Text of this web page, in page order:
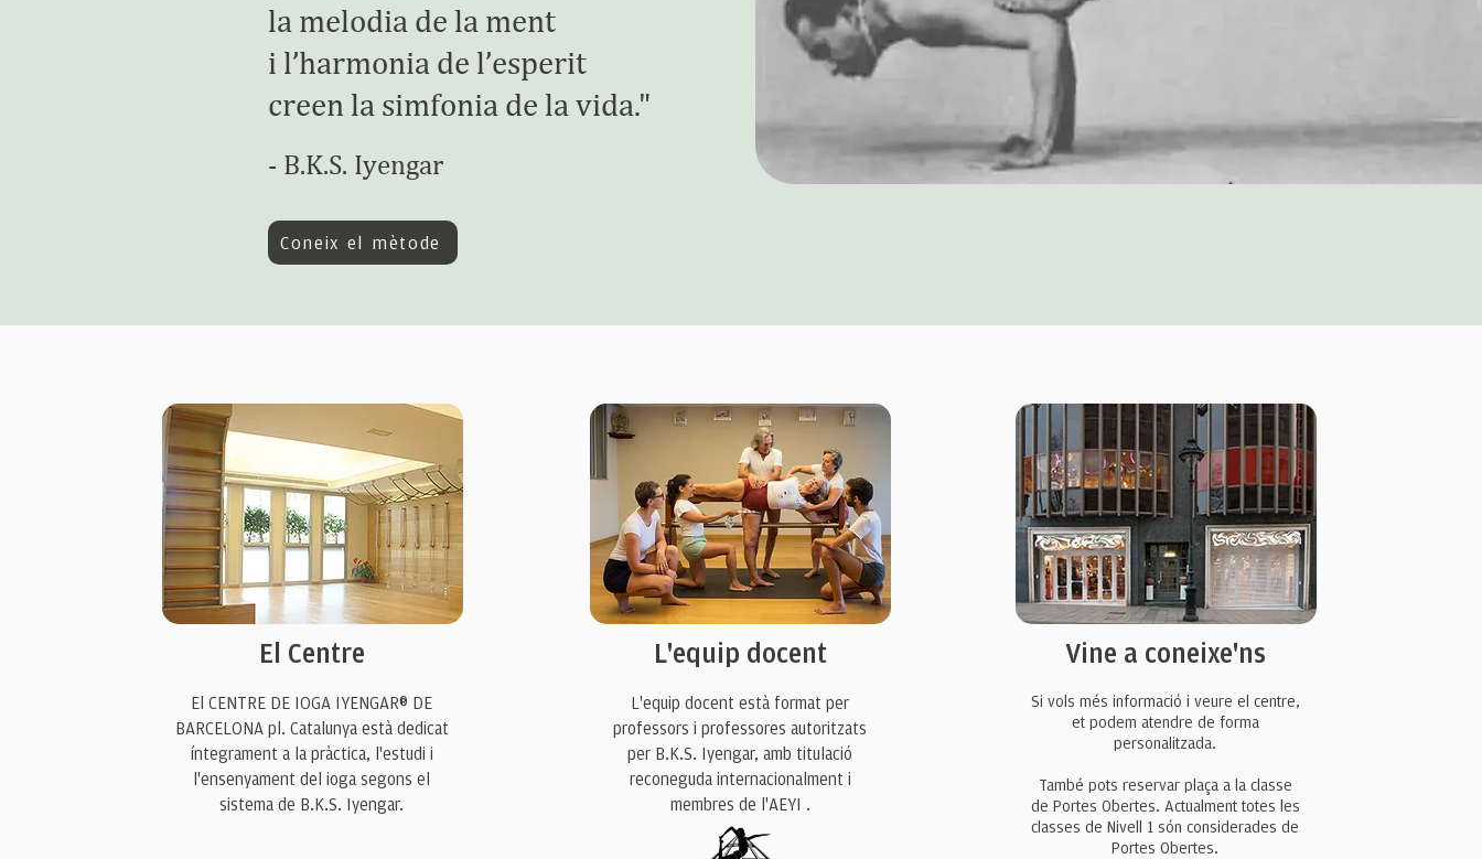
la melodia de la ment
i l’harmonia de l’esperit
creen la simfonia de la vida."
- B.K.S. Iyengar
Coneix el mètode
El Centre
El CENTRE DE IOGA IYENGAR® DE
BARCELONA pl. Catalunya està dedicat
íntegrament a la pràctica, l'estudi i
l'ensenyament del ioga segons el
sistema de B.K.S. Iyengar.
L'equip docent
L'equip docent està format per
professors i professores autoritzats
per B.K.S. Iyengar, amb titulació
reconeguda internacionalment i
membres de l'AEYI .
Vine a coneixe'ns
Si vols més informació i veure el centre,
et podem atendre de forma
personalitzada.​
També pots reservar plaça a la classe
de Portes Obertes. Actualment totes les
classes de Nivell 1 són considerades de
Portes Obertes.